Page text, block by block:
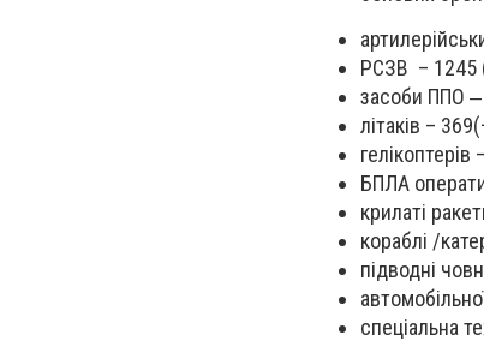
РСЗВ – 1245
засоби ППО
літаків –
БПЛА
крилаті
кораблі /
підводні
спеціальна